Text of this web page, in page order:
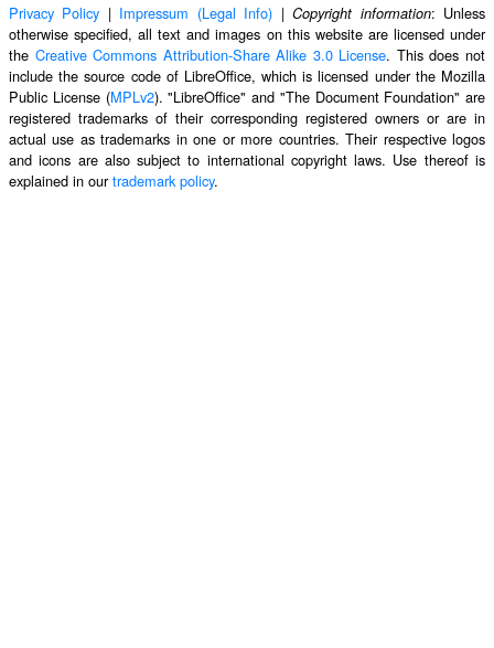
Privacy Policy | Impressum (Legal Info) |Copyright information: Unless
otherwise specified, all text and images on this website are licensed under
the Creative Commons Attribution-Share Alike 3.0 License. This does not
include the source code of LibreOffice, which is licensed under the Mozilla
Public License (MPLv2). "LibreOffice" and "The Document Foundation" are
registered trademarks of their corresponding registered owners or are in
actual use as trademarks in one or more countries. Their respective logos
and icons are also subject to international copyright laws. Use thereof is
explained in ourtrademark policy.